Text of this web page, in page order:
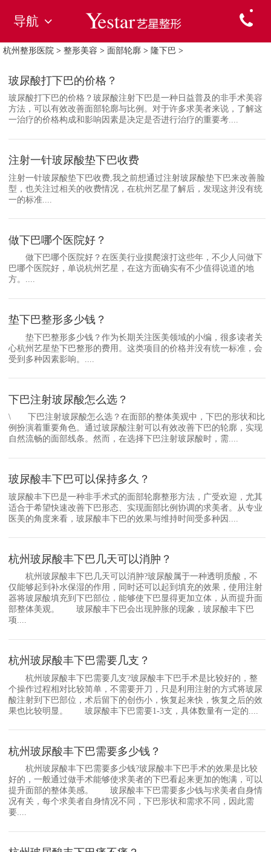
导航
杭州整形医院 > 整形美容 > 面部轮廓 > 隆下巴 >
玻尿酸打下巴的价格？
玻尿酸打下巴的价格？玻尿酸注射下巴是一种日益普及的非手术美容
方法，可以有效改善面部轮廓与比例。对于许多求美者来说，了解这
一治疗的价格构成和影响因素是决定是否进行治疗的重要考....
注射一针玻尿酸垫下巴收费
注射一针玻尿酸垫下巴收费,我之前想通过注射玻尿酸垫下巴来改善脸
型，也关注过相关的收费情况，在杭州艺星了解后，发现这并没有统
一的标准....
做下巴哪个医院好？
做下巴哪个医院好？在医美行业摸爬滚打这些年，不少人问做下
巴哪个医院好，单说杭州艺星，在这方面确实有不少值得说道的地
方。....
垫下巴整形多少钱？
垫下巴整形多少钱？作为长期关注医美领域的小编，很多读者关
心杭州艺星垫下巴整形的费用。这类项目的价格并没有统一标准，会
受到多种因素影响。....
下巴注射玻尿酸怎么选？
\ 下巴注射玻尿酸怎么选？在面部的整体美观中，下巴的形状和比
例扮演着重要角色。通过玻尿酸注射可以有效改善下巴的轮廓，实现
自然流畅的面部线条。然而，在选择下巴注射玻尿酸时，需....
玻尿酸丰下巴可以保持多久？
玻尿酸丰下巴是一种非手术式的面部轮廓整形方法，广受欢迎，尤其
适合于希望快速改善下巴形态、实现面部比例协调的求美者。从专业
医美的角度来看，玻尿酸丰下巴的效果与维持时间受多种因....
杭州玻尿酸丰下巴几天可以消肿？
杭州玻尿酸丰下巴几天可以消肿?玻尿酸属于一种透明质酸，不
仅能够起到补水保湿的作用，同时还可以起到填充的效果，使用注射
器将玻尿酸填充到下巴部位，能够使下巴显得更加立体，从而提升面
部整体美观。 玻尿酸丰下巴会出现肿胀的现象，玻尿酸丰下巴
项....
杭州玻尿酸丰下巴需要几支？
杭州玻尿酸丰下巴需要几支?玻尿酸丰下巴手术是比较好的，整
个操作过程相对比较简单，不需要开刀，只是利用注射的方式将玻尿
酸注射到下巴部位，术后留下的创伤小，恢复起来快，恢复之后的效
果也比较明显。 玻尿酸丰下巴需要1-3支，具体数量有一定的....
杭州玻尿酸丰下巴需要多少钱？
杭州玻尿酸丰下巴需要多少钱?玻尿酸丰下巴手术的效果是比较
好的，一般通过做手术能够使求美者的下巴看起来更加的饱满，可以
提升面部的整体美感。 玻尿酸丰下巴需要多少钱与求美者自身情
况有关，每个求美者自身情况不同，下巴形状和需求不同，因此需
要....